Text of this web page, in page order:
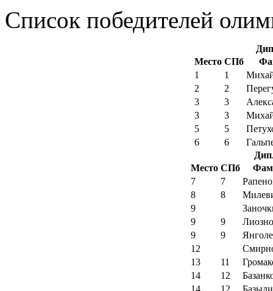
Список победителей
Место СПб
1
1
2
2
3
3
3
3
5
5
6
6
Место СПб
7
7
8
8
9
9
9
9
9
12
13
11
14
12
14
12